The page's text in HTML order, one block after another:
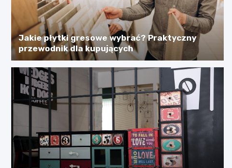
Jakie płytki gresowe wybrać? Praktyczny
przewodnik dla kupujących